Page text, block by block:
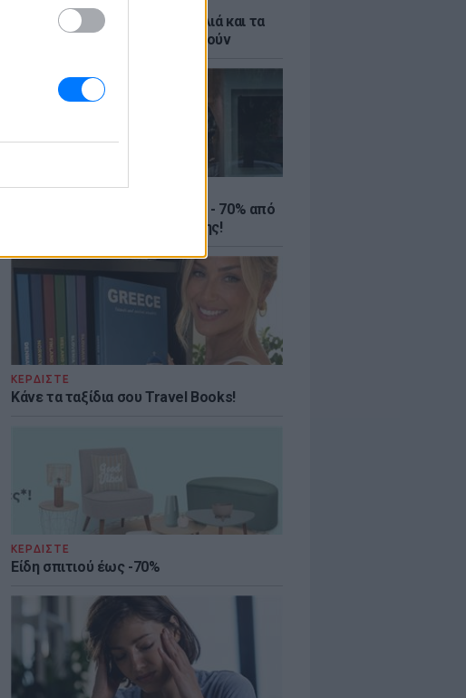
Ελληνικό γιαούρτι: Μία κουταλιά και τα
scrambled eggs θα απογειωθούν
ΚΕΡΔΙΣΤΕ
Καλοκαιρινές εκπτώσεις έως - 70% από
τα μεγαλύτερα eshops ένδυσης!
ΚΕΡΔΙΣΤΕ
Κάνε τα ταξίδια σου Travel Books!
ΚΕΡΔΙΣΤΕ
Είδη σπιτιού έως -70%